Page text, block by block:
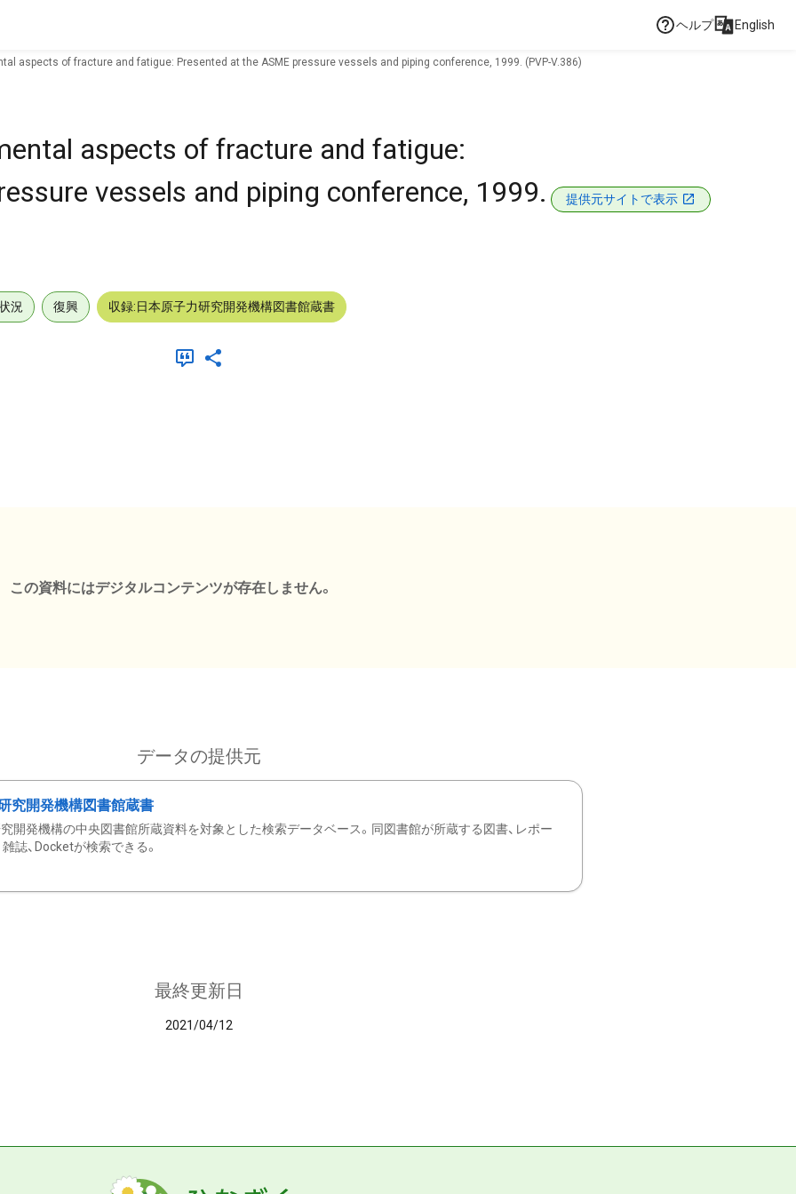
ヘルプ English
aspects of fracture and fatigue: Presented at the ASME pressure vessels and piping conference, 1999. (PVP-V.386)
aspects of fracture and fatigue:
vessels and piping conference, 1999.
提供元サイトで表示
況 復興 収録:日本原子力研究開発機構図書館蔵書
この資料にはデジタルコンテンツが存在しません。
データの提供元
究開発機構図書館蔵書
開発機構の中央図書館所蔵資料を対象とした検索データベース。同図書館が所蔵する図書、レポー
雑誌、Docketが検索できる。
最終更新日
2021/04/12